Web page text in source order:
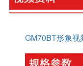
GM70BT形象视